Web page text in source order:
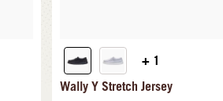
+ 1
Wally Y Stretch Jersey